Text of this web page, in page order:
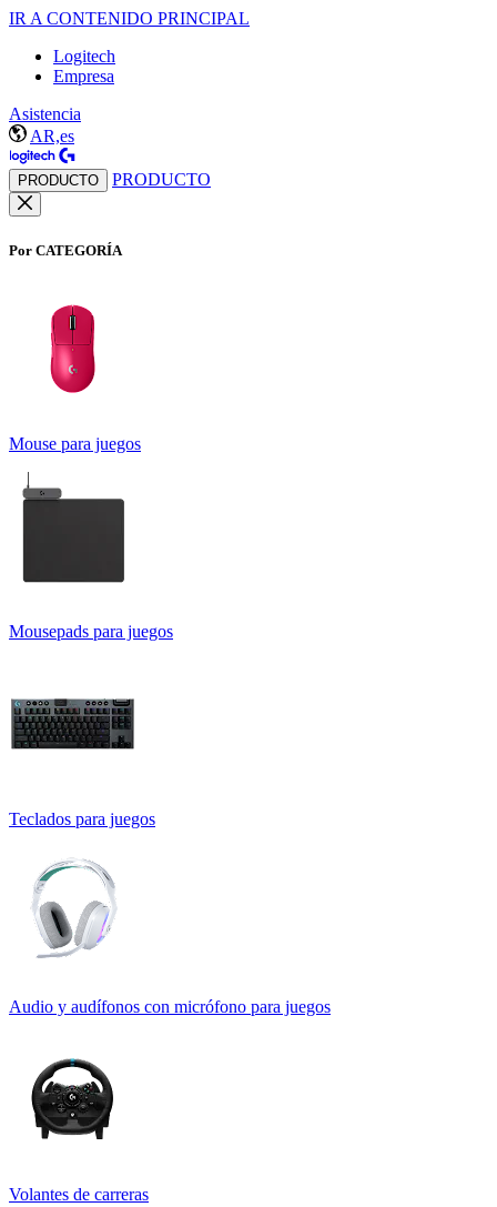
IR A CONTENIDO PRINCIPAL
Logitech
Empresa
Asistencia
AR,es
PRODUCTO PRODUCTO
Por CATEGORÍA
Mouse para juegos
Mousepads para juegos
Teclados para juegos
Audio y audífonos con micrófono para juegos
Volantes de carreras